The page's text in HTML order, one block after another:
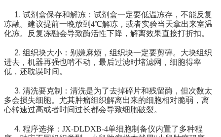
1. 试剂盒保存和解冻：试剂盒一定要低温冻存，不能反复
冻融。建议提前一晚放到4℃解冻，或者实验当天拿出来室温
化冻。反复冻融会导致酶活性下降，解离效果直接打折扣。
2. 组织块大小： 别嫌麻烦，组织块一定要剪碎。大块组织
进去，机器再强也啃不动，最后过滤时堵滤网，细胞得率
低，还耽误时间。
3. 清洗要克制：清洗是为了去掉碎片和残留酶，但次数太
多会损失细胞。尤其肿瘤组织解离出来的细胞相对脆弱，离
心转速过高或者时间过长都会导致细胞破裂。
4. 程序选择：JX-DLDXB-4单细胞制备仪内置了多种程